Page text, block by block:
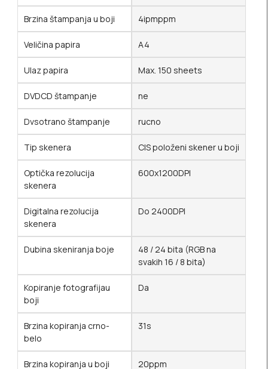
Brzina štampanja u boji 4ipmppm
Veličina papira A4
Ulaz papira Max. 150 sheets
DVDCD štampanje ne
Dvsotrano štampanje rucno
Tip skenera CIS položeni skener u boji
Optička rezolucija
skenera
600x1200DPI
Digitalna rezolucija
skenera
Do 2400DPI
Dubina skeniranja boje
48 / 24 bita (RGB na
svakih 16 / 8 bita)
Kopiranje fotografijau
boji
Da
Brzina kopiranja crno-
belo
31s
Brzina kopiranja u boji 20ppm